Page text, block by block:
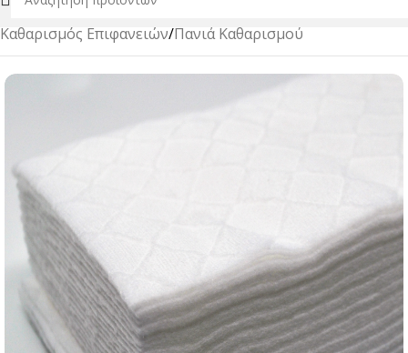
Αρχική σελίδα/Επαγγελματικά Είδη Καθαρισμού
Καθαρισμός Επιφανειών/Πανιά Καθαρισμού